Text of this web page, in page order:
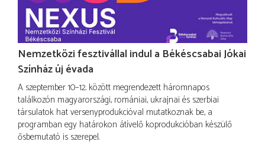
Nemzetközi fesztivállal indul a Békéscsabai Jókai
Színház új évada
A szeptember 10–12. között megrendezett háromnapos
találkozón magyarországi, romániai, ukrajnai és szerbiai
társulatok hat versenyprodukcióval mutatkoznak be, a
programban egy határokon átívelő koprodukcióban készülő
ősbemutató is szerepel.